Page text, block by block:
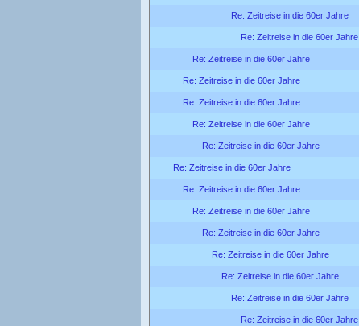
Re: Zeitreise in die 60er Jahre
Re: Zeitreise in die 60er Jahre
Re: Zeitreise in die 60er Jahre
Re: Zeitreise in die 60er Jahre
Re: Zeitreise in die 60er Jahre
Re: Zeitreise in die 60er Jahre
Re: Zeitreise in die 60er Jahre
Re: Zeitreise in die 60er Jahre
Re: Zeitreise in die 60er Jahre
Re: Zeitreise in die 60er Jahre
Re: Zeitreise in die 60er Jahre
Re: Zeitreise in die 60er Jahre
Re: Zeitreise in die 60er Jahre
Re: Zeitreise in die 60er Jahre
Re: Zeitreise in die 60er Jahre